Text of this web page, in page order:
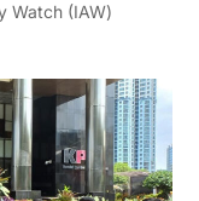
Watch (IAW)